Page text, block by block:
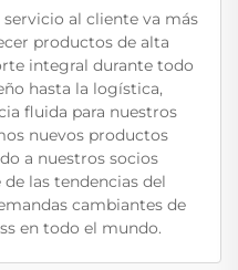
al cliente va más
productos de alta
integral durante todo
hasta la logística,
fluida para nuestros
nuevos productos
a nuestros socios
las tendencias del
cambiantes de
en todo el mundo.